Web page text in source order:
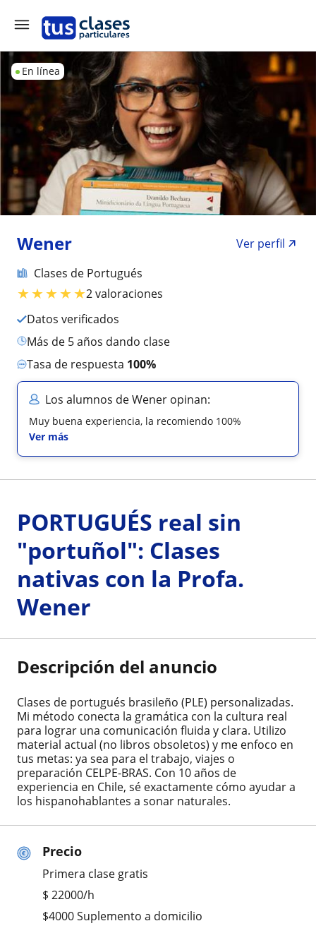
En línea
Wener
Ver perfil
Clases de Portugués
★★★★★2 valoraciones
Datos verificados
más de 5 años dando clase
Tasa de respuesta 100%
Los alumnos de Wener opinan:
Muy buena experiencia, la recomiendo 100%
Ver más
Precio
Primera clase gratis
$ 22000/h
$4000 Suplemento a domicilio
PORTUGUÉS real sin
"portuñol": Clases
nativas con la Profa.
Wener
Descripción del anuncio
Clases de portugués brasileño (PLE) personalizadas.
Mi método conecta la gramática con la cultura real
para lograr una comunicación fluida y clara. Utilizo
material actual (no libros obsoletos) y me enfoco en
tus metas: ya sea para el trabajo, viajes o
preparación CELPE-BRAS. Con 10 años de
experiencia en Chile, sé exactamente cómo ayudar a
los hispanohablantes a sonar naturales.